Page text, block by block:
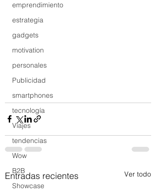
emprendimiento
estrategia
gadgets
motivation
personales
Publicidad
smartphones
tecnología
Viajes
tendencias
Wow
B2B
Showcase
Entradas recientes Ver todo